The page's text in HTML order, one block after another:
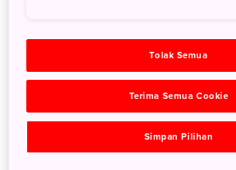
Tindakan
Pencegahan
Tolak Semua
Terima Semua Cookie
Simpan Pilihan